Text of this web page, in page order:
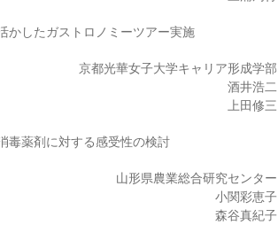
かしたガストロノミーツアー実施
京都光華女子大学キャリア形成学部
酒井浩二
上田修三
毒薬剤に対する感受性の検討
山形県農業総合研究センター
小関彩恵子
森谷真紀子